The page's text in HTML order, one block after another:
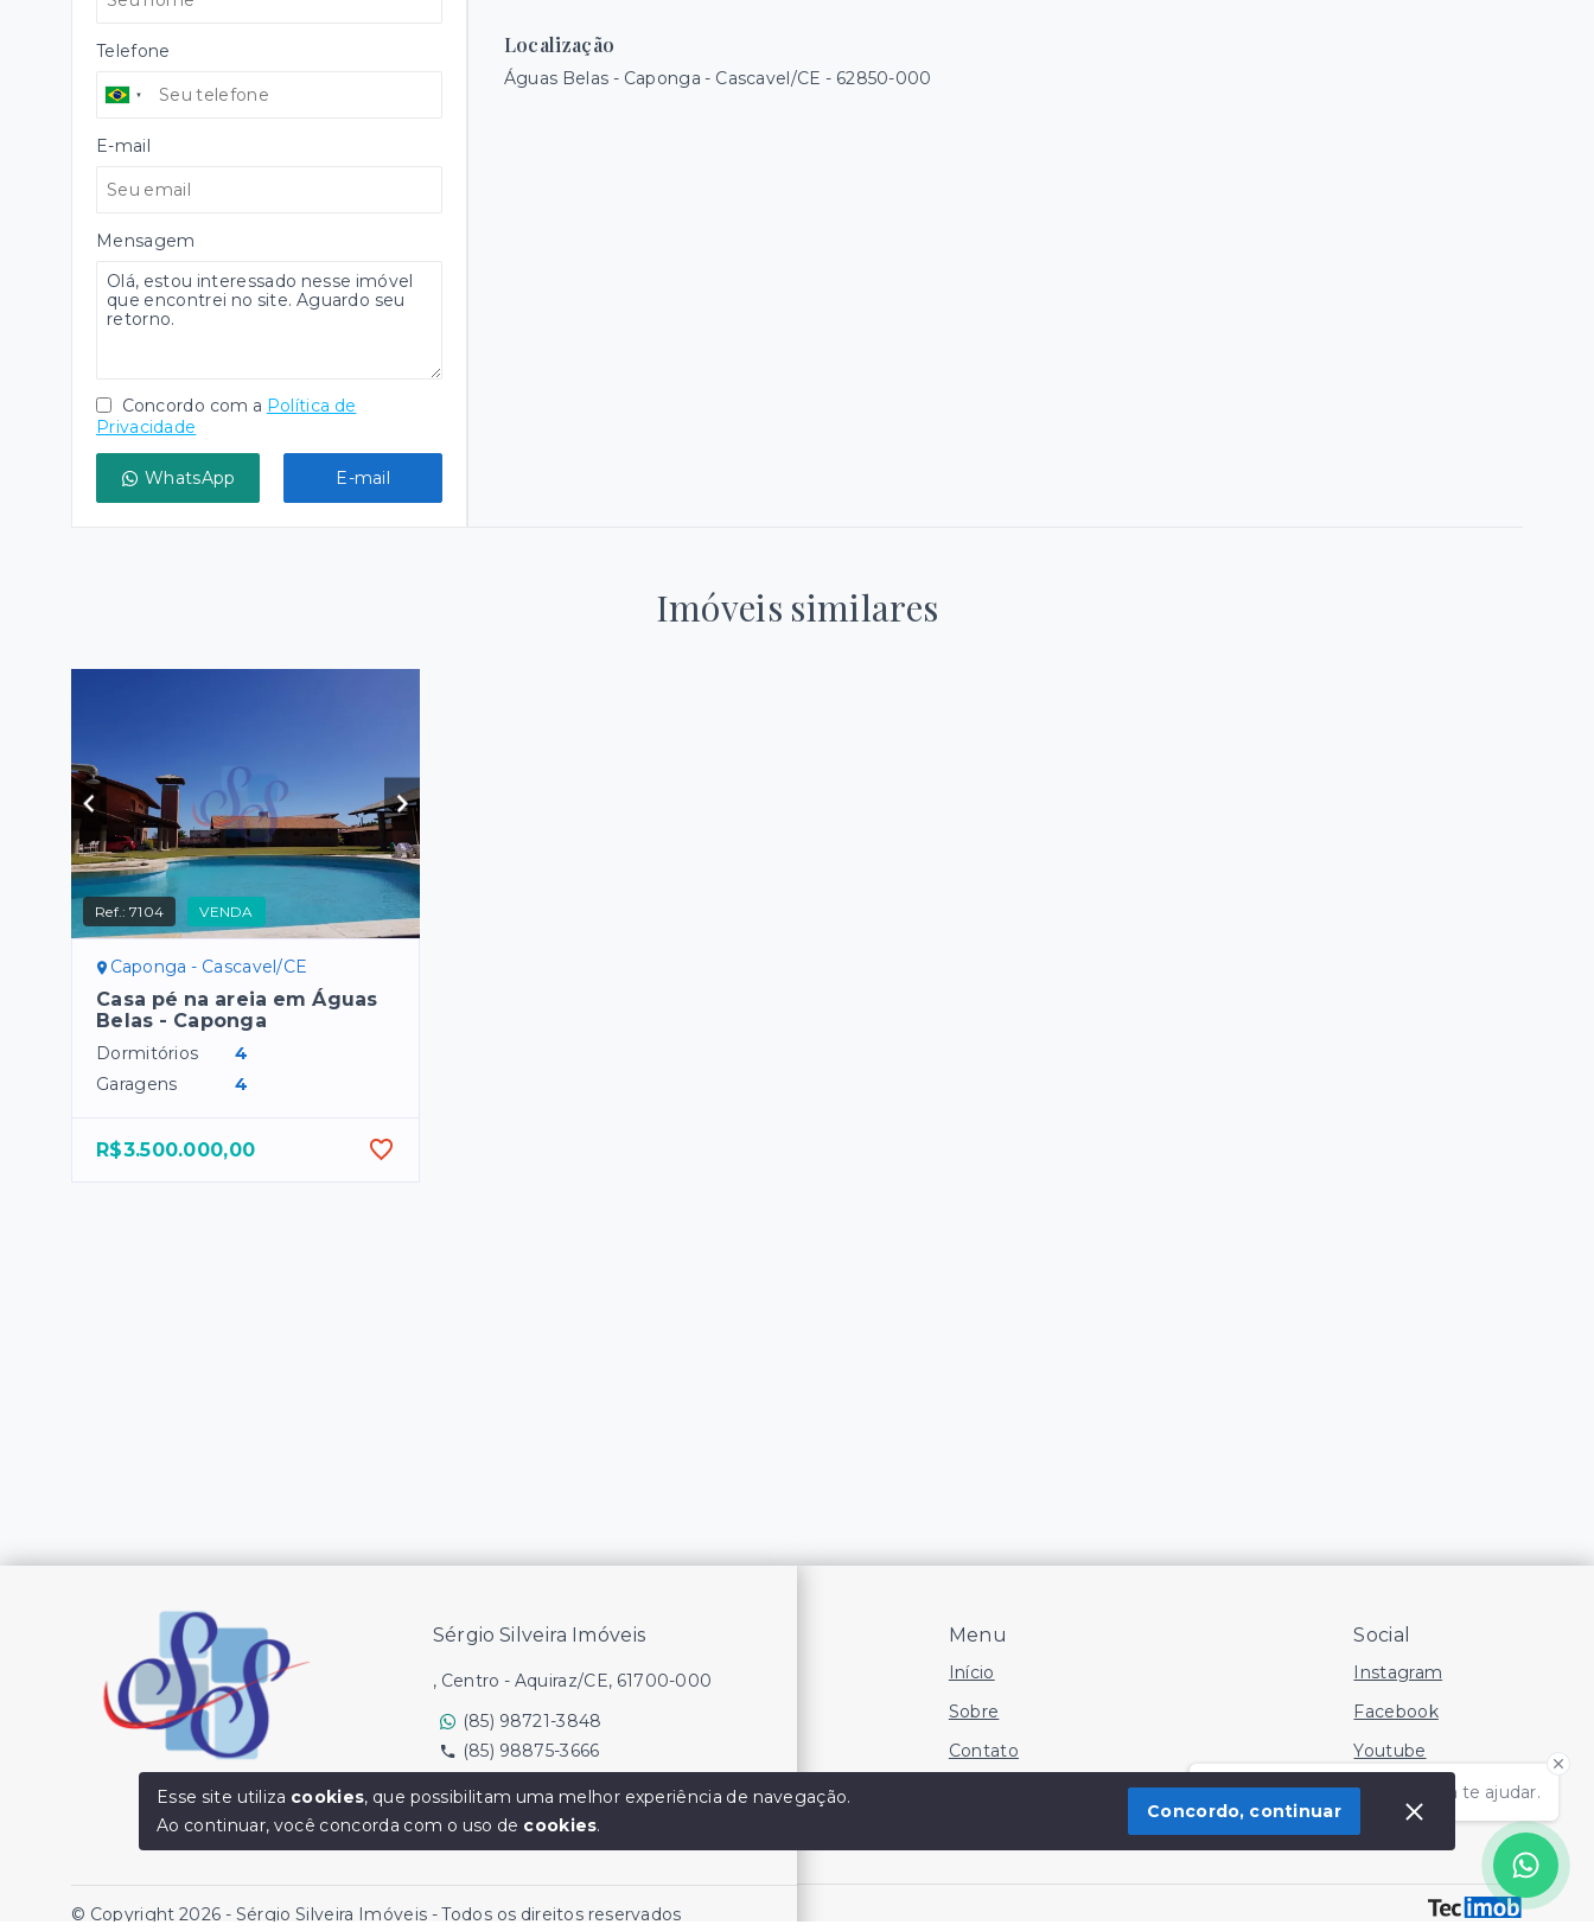
Localização
Águas Belas - Caponga - Cascavel/CE - 62850-000
Telefone
E-mail
Mensagem
Concordo com a Política de
Privacidade
WhatsApp E-mail
Imóveis similares
Ref.:7104 VENDA
Caponga - Cascavel/CE
Casa pé na areia em Águas
Belas - Caponga
Dormitórios
4
Garagens
4
R$3.500.000,00
Olá! Estamos disponíveis para te ajudar.
Menu
Início
Sobre
Contato
Social
Instagram
Facebook
Youtube
Sérgio Silveira Imóveis
, Centro - Aquiraz/CE, 61700-000
(85) 98721-3848
(85) 98875-3666
© Copyright 2026 - Sérgio Silveira Imóveis - Todos os direitos reservados
Esse site utiliza cookies, que possibilitam uma melhor experiência de navegação.
Ao continuar, você concorda com o uso de cookies.
Concordo, continuar